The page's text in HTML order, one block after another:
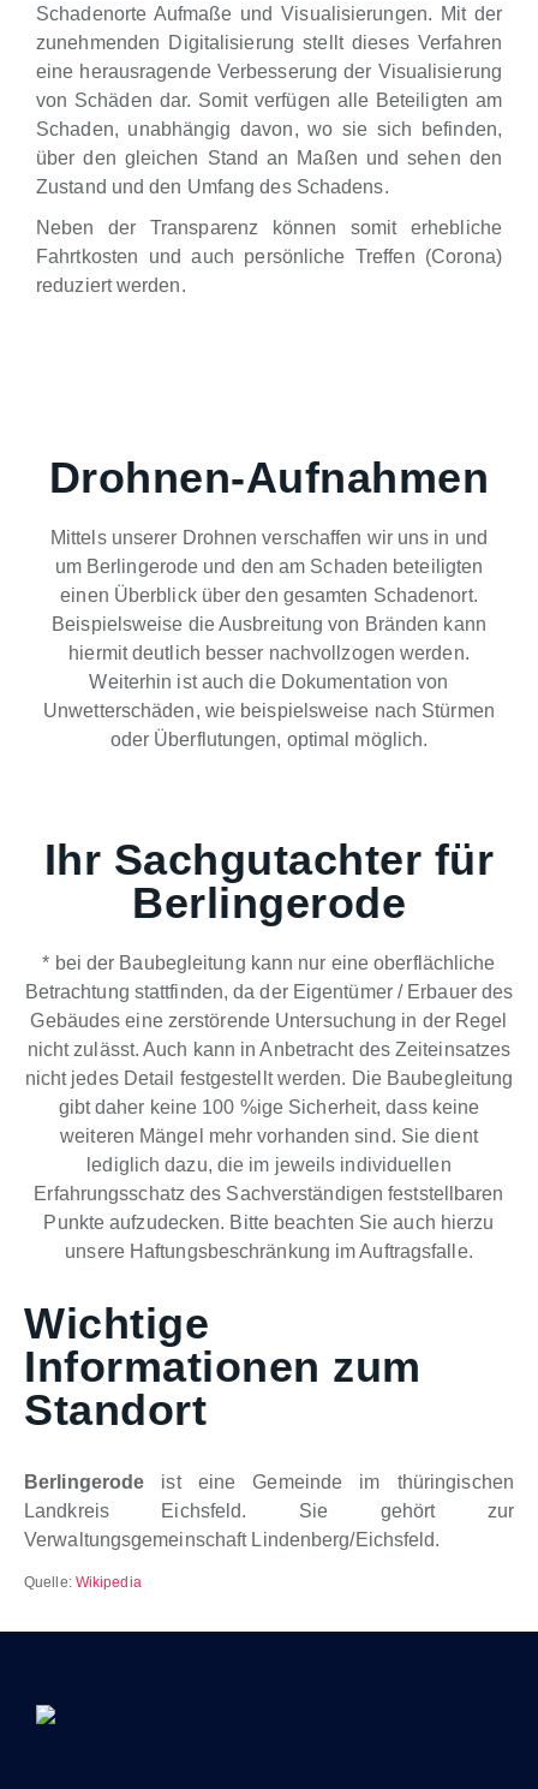
Schadenorte Aufmaße und Visualisierungen. Mit der
zunehmenden Digitalisierung stellt dieses Verfahren
eine herausragende Verbesserung der Visualisierung
von Schäden dar. Somit verfügen alle Beteiligten am
Schaden, unabhängig davon, wo sie sich befinden,
über den gleichen Stand an Maßen und sehen den
Zustand und den Umfang des Schadens.
Neben der Transparenz können somit erhebliche
Fahrtkosten und auch persönliche Treffen (Corona)
reduziert werden.
Drohnen-Aufnahmen
Mittels unserer Drohnen verschaffen wir uns in und
um Berlingerode und den am Schaden beteiligten
einen Überblick über den gesamten Schadenort.
Beispielsweise die Ausbreitung von Bränden kann
hiermit deutlich besser nachvollzogen werden.
Weiterhin ist auch die Dokumentation von
Unwetterschäden, wie beispielsweise nach Stürmen
oder Überflutungen, optimal möglich.
Ihr Sachgutachter für
Berlingerode
* bei der Baubegleitung kann nur eine oberflächliche
Betrachtung stattfinden, da der Eigentümer / Erbauer des
Gebäudes eine zerstörende Untersuchung in der Regel
nicht zulässt. Auch kann in Anbetracht des Zeiteinsatzes
nicht jedes Detail festgestellt werden. Die Baubegleitung
gibt daher keine 100 %ige Sicherheit, dass keine
weiteren Mängel mehr vorhanden sind. Sie dient
lediglich dazu, die im jeweils individuellen
Erfahrungsschatz des Sachverständigen feststellbaren
Punkte aufzudecken. Bitte beachten Sie auch hierzu
unsere Haftungsbeschränkung im Auftragsfalle.
Wichtige
Informationen zum
Standort
Berlingerode ist eine Gemeinde im thüringischen
Landkreis Eichsfeld. Sie gehört zur
Verwaltungsgemeinschaft Lindenberg/Eichsfeld.
Quelle: Wikipedia